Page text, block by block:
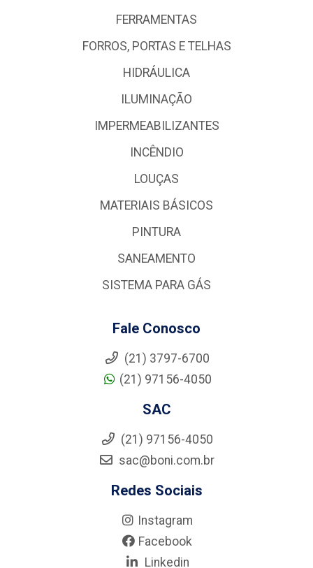
FERRAMENTAS
FORROS, PORTAS E TELHAS
HIDRÁULICA
ILUMINAÇÃO
IMPERMEABILIZANTES
INCÊNDIO
LOUÇAS
MATERIAIS BÁSICOS
PINTURA
SANEAMENTO
SISTEMA PARA GÁS
Fale Conosco
(21) 3797-6700
(21) 97156-4050
SAC
(21) 97156-4050
sac@boni.com.br
Redes Sociais
Instagram
Facebook
Linkedin